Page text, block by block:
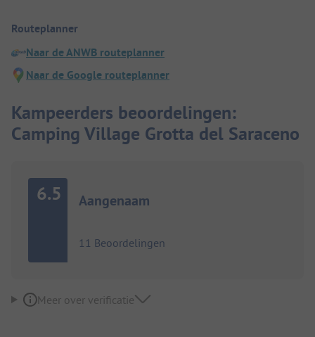
Routeplanner
Naar de ANWB routeplanner
Naar de Google routeplanner
Kampeerders beoordelingen:
Camping Village Grotta del Saraceno
6.5 Aangenaam
11 Beoordelingen
Meer over verificatie